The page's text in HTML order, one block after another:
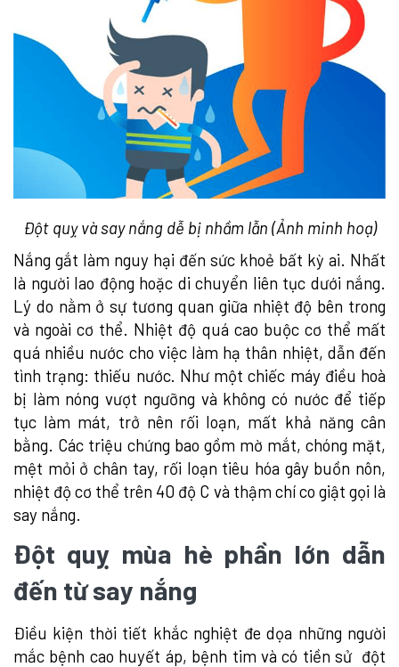
Đột quỵ và say nắng dễ bị nhầm lẫn (Ảnh minh hoạ)
Nắng gắt làm nguy hại đến sức khoẻ bất kỳ ai. Nhất
là người lao động hoặc di chuyển liên tục dưới nắng.
Lý do nằm ở sự tương quan giữa nhiệt độ bên trong
và ngoài cơ thể. Nhiệt độ quá cao buộc cơ thể mất
quá nhiều nước cho việc làm hạ thân nhiệt, dẫn đến
tình trạng: thiếu nước. Như một chiếc máy điều hoà
bị làm nóng vượt ngưỡng và không có nước để tiếp
tục làm mát, trở nên rối loạn, mất khả năng cân
bằng. Các triệu chứng bao gồm mờ mắt, chóng mặt,
mệt mỏi ở chân tay, rối loạn tiêu hóa gây buồn nôn,
nhiệt độ cơ thể trên 40 độ C và thậm chí co giật gọi là
say nắng.
Đột quỵ mùa hè phần lớn dẫn
đến từ say nắng
Điều kiện thời tiết khắc nghiệt đe dọa những người
mắc bệnh cao huyết áp, bệnh tim và có tiền sử đột